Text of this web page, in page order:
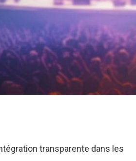
transparente dans les